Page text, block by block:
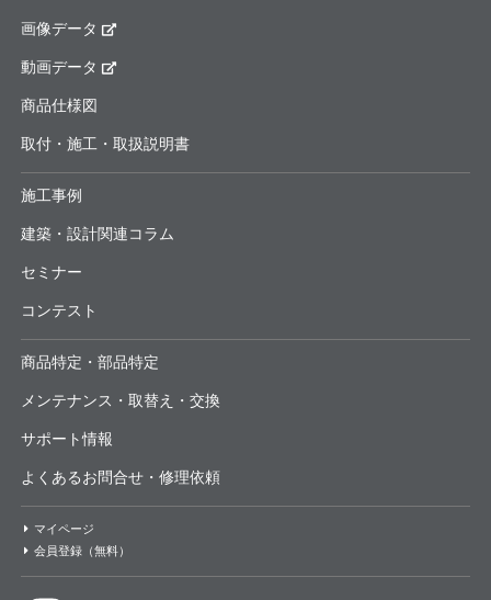
画像データ
動画データ
商品仕様図
取付・施工・取扱説明書
施工事例
建築・設計関連コラム
セミナー
コンテスト
商品特定・部品特定
メンテナンス・取替え・交換
サポート情報
よくあるお問合せ・修理依頼
マイページ
会員登録（無料）